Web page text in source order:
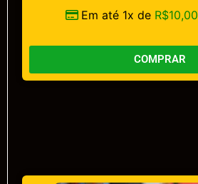
Em até 1x de R$10,00
COMPRAR